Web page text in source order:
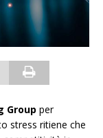
Group per
stress ritiene che